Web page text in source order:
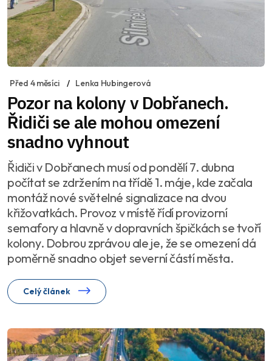
Před 4 měsíci Lenka Hubingerová
Pozor na kolony v Dobřanech.
Řidiči se ale mohou omezení
snadno vyhnout
Řidiči v Dobřanech musí od pondělí 7. dubna
počítat se zdržením na třídě 1. máje, kde začala
montáž nové světelné signalizace na dvou
křižovatkách. Provoz v místě řídí provizorní
semafory a hlavně v dopravních špičkách se tvoří
kolony. Dobrou zprávou ale je, že se omezení dá
poměrně snadno objet severní částí města.
Celý článek